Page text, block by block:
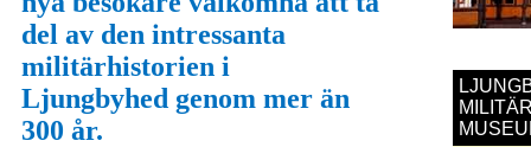
del av den intressanta
militärhistorien i
Ljungbyhed genom mer än
300 år.